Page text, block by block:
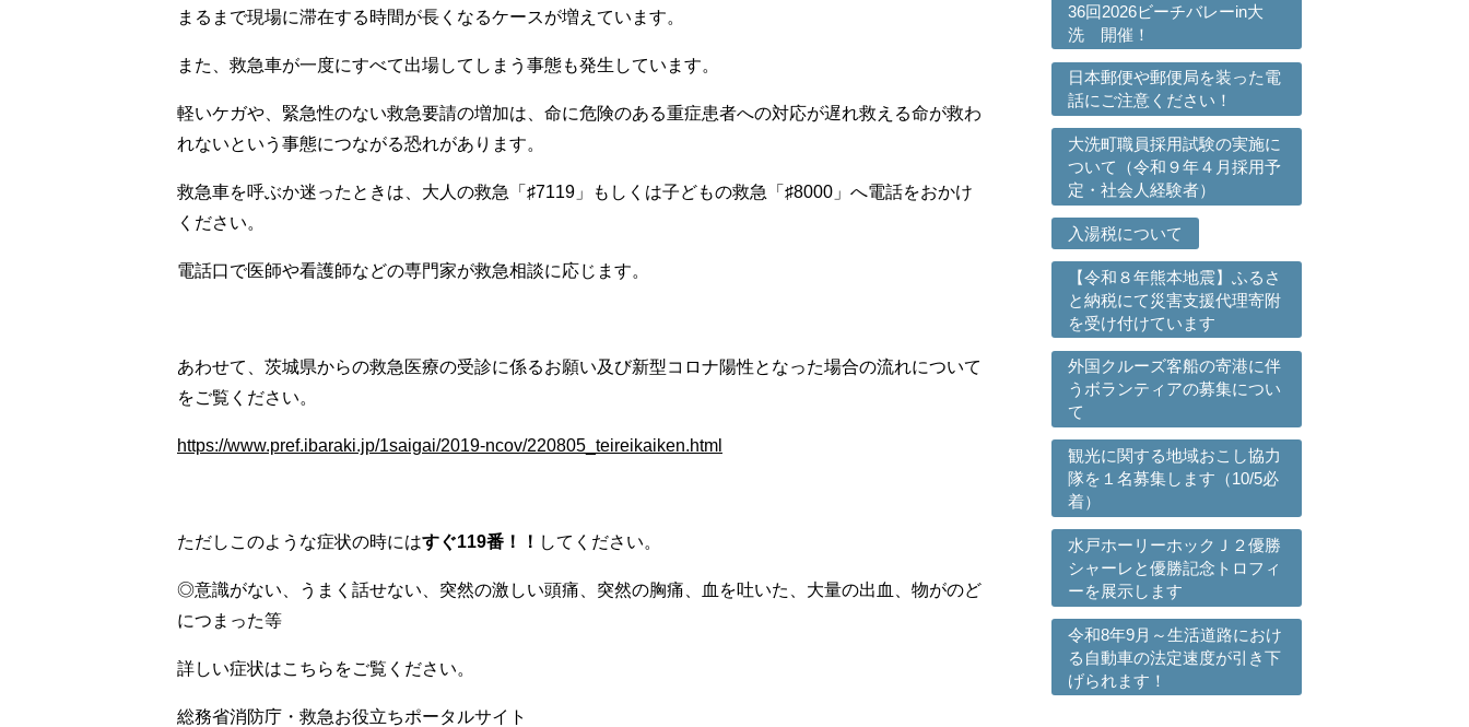
まるまで現場に滞在する時間が長くなるケースが増えています。
また、救急車が一度にすべて出場してしまう事態も発生しています。
軽いケガや、緊急性のない救急要請の増加は、命に危険のある重症患者への対応が遅れ救える命が救わ
れないという事態につながる恐れがあります。
救急車を呼ぶか迷ったときは、大人の救急「♯7119」もしくは子どもの救急「♯8000」へ電話をおかけ
ください。
電話口で医師や看護師などの専門家が救急相談に応じます。
あわせて、茨城県からの救急医療の受診に係るお願い及び新型コロナ陽性となった場合の流れについて
をご覧ください。
https://www.pref.ibaraki.jp/1saigai/2019-ncov/220805_teireikaiken.html
ただしこのような症状の時にはすぐ119番！！ してください。
◎意識がない、うまく話せない、突然の激しい頭痛、突然の胸痛、血を吐いた、大量の出血、物がのど
につまった等
詳しい症状はこちらをご覧ください。
総務省消防庁・救急お役立ちポータルサイト
36回2026ビーチバレーin大
洗 開催！
日本郵便や郵便局を装った電
話にご注意ください！
大洗町職員採用試験の実施に
ついて（令和９年４月採用予
定・社会人経験者）
入湯税について
【令和８年熊本地震】ふるさ
と納税にて災害支援代理寄附
を受け付けています
外国クルーズ客船の寄港に伴
うボランティアの募集につい
て
観光に関する地域おこし協力
隊を１名募集します（10/5必
着）
水戸ホーリーホックＪ２優勝
シャーレと優勝記念トロフィ
ーを展示します
令和8年9月～生活道路におけ
る自動車の法定速度が引き下
げられます！